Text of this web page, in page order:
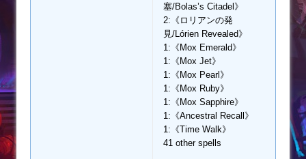
塞/Bolas’s Citadel》
2:《ロリアンの発
見/Lórien Revealed》
1:《Mox Emerald》
1:《Mox Jet》
1:《Mox Pearl》
1:《Mox Ruby》
1:《Mox Sapphire》
1:《Ancestral Recall》
1:《Time Walk》
41 other spells